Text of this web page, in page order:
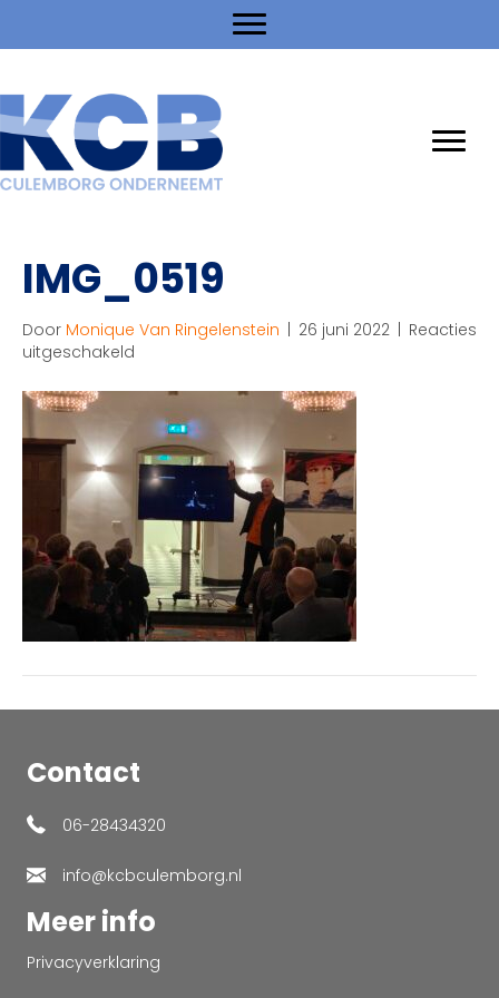
IMG_0519
Door Monique Van Ringelenstein | 26 juni 2022 | Reacties
uitgeschakeld
Contact
06-28434320
info@kcbculemborg.nl
Meer info
Privacyverklaring